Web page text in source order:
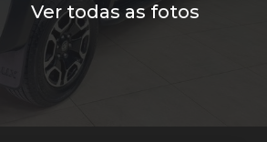
Ver todas as fotos